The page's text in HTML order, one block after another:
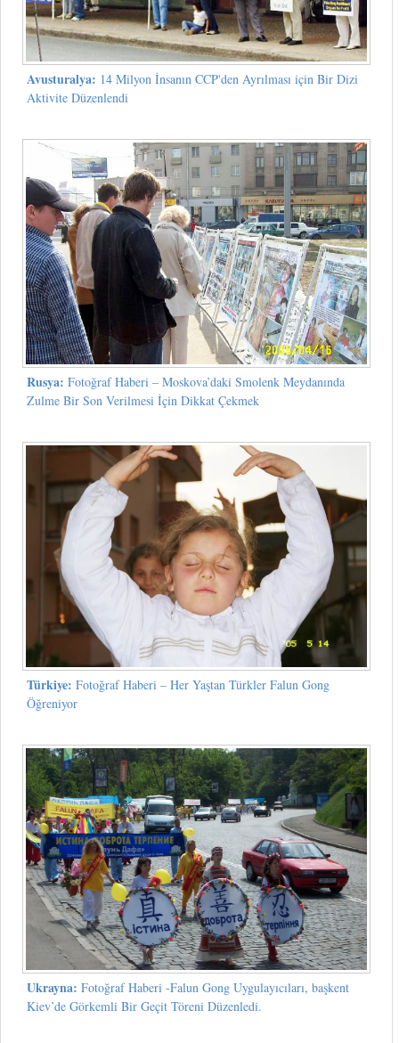
Avusturalya: 14 Milyon İnsanın CCP'den Ayrılması için Bir Dizi
Aktivite Düzenlendi
Rusya: Fotoğraf Haberi – Moskova’daki Smolenk Meydanında
Zulme Bir Son Verilmesi İçin Dikkat Çekmek
Türkiye: Fotoğraf Haberi – Her Yaştan Türkler Falun Gong
Öğreniyor
Ukrayna: Fotoğraf Haberi -Falun Gong Uygulayıcıları, başkent
Kiev’de Görkemli Bir Geçit Töreni Düzenledi.